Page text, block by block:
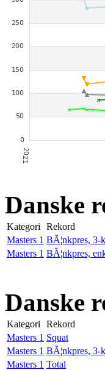
Danske
Kategori Rekord
Masters 1 BÃ¦nkpres, 3-
Masters 1 BÃ¦nkpres,
Danske
Kategori Rekord
Masters 1 Squat
Masters 1 BÃ¦nkpres, 3-
Masters 1 Total